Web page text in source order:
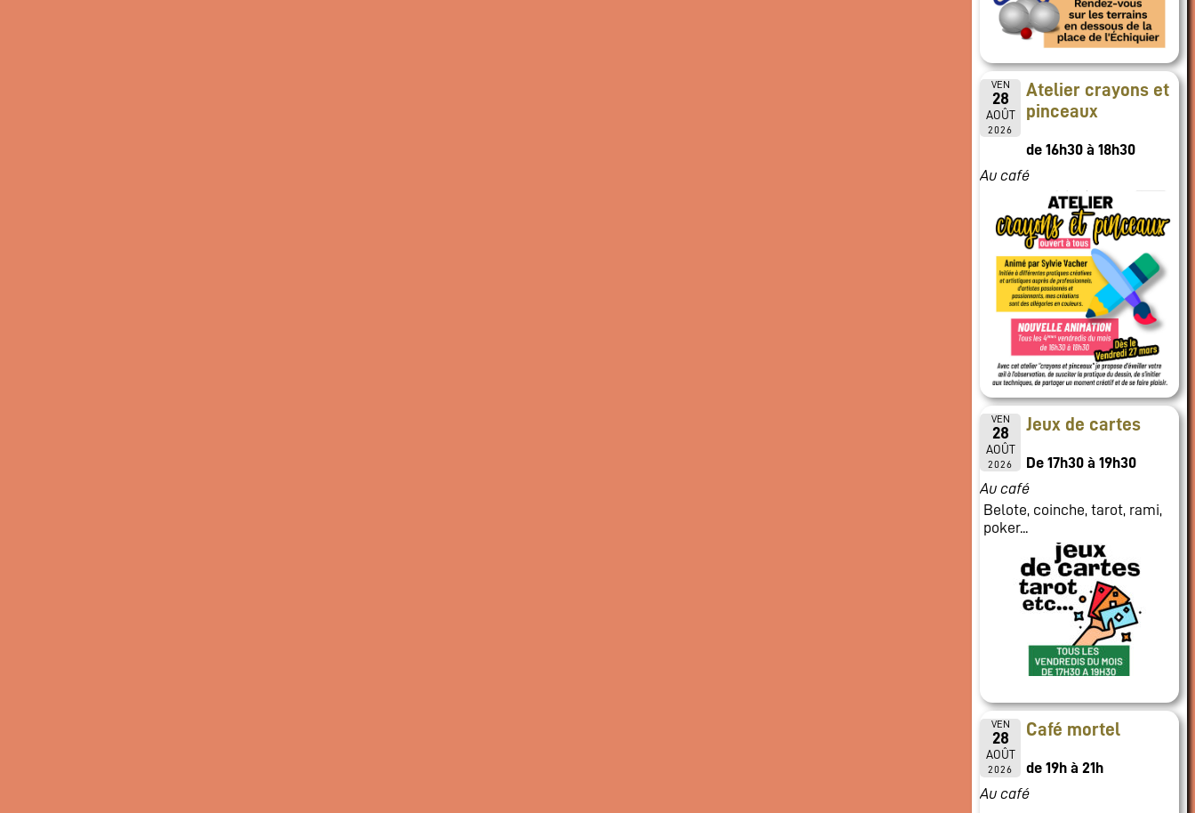
VEN
28
AOÛT
2026
Atelier crayons et
pinceaux
de 16h30 à 18h30
Au café
VEN
28
AOÛT
2026
Jeux de cartes
De 17h30 à 19h30
Au café
Belote, coinche, tarot, rami,
poker...
VEN
28
AOÛT
2026
Café mortel
de 19h à 21h
Au café